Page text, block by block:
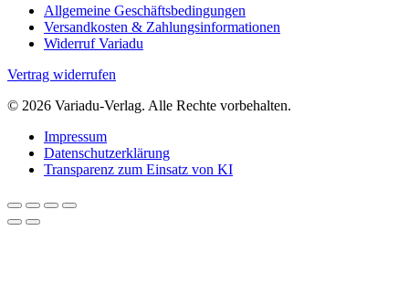
Allgemeine Geschäftsbedingungen
Versandkosten & Zahlungsinformationen
Widerruf Variadu
Vertrag widerrufen
© 2026 Variadu-Verlag. Alle Rechte vorbehalten.
Impressum
Datenschutzerklärung
Transparenz zum Einsatz von KI